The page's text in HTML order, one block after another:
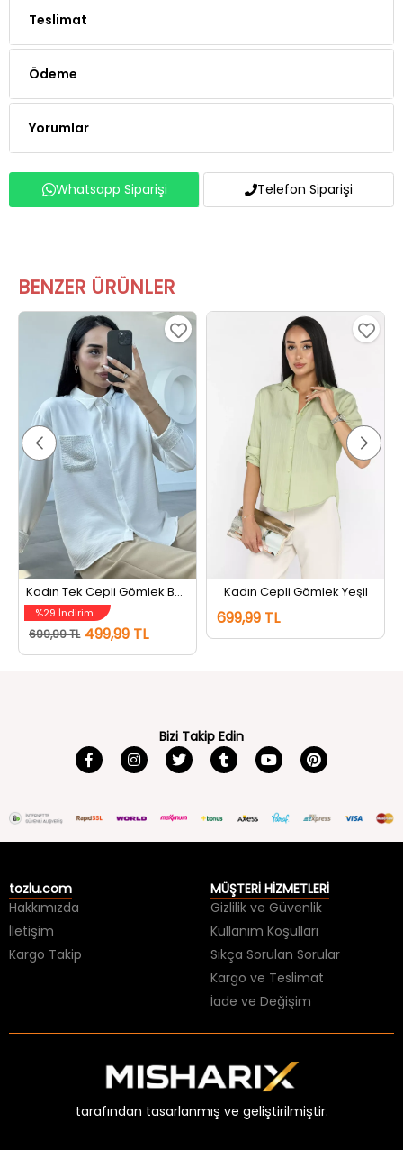
Teslimat
Ödeme
Yorumlar
Whatsapp Siparişi Telefon Siparişi
BENZER ÜRÜNLER
Kadın Tek Cepli Gömlek Beyaz
%29 İndirim
699,99 TL 499,99 TL
Kadın Cepli Gömlek Yeşil
699,99 TL
Bizi Takip Edin
tozlu.com
Hakkımızda
İletişim
Kargo Takip
MÜŞTERİ HİZMETLERİ
Gizlilik ve Güvenlik
Kullanım Koşulları
Sıkça Sorulan Sorular
Kargo ve Teslimat
İade ve Değişim
tarafından tasarlanmış ve geliştirilmiştir.